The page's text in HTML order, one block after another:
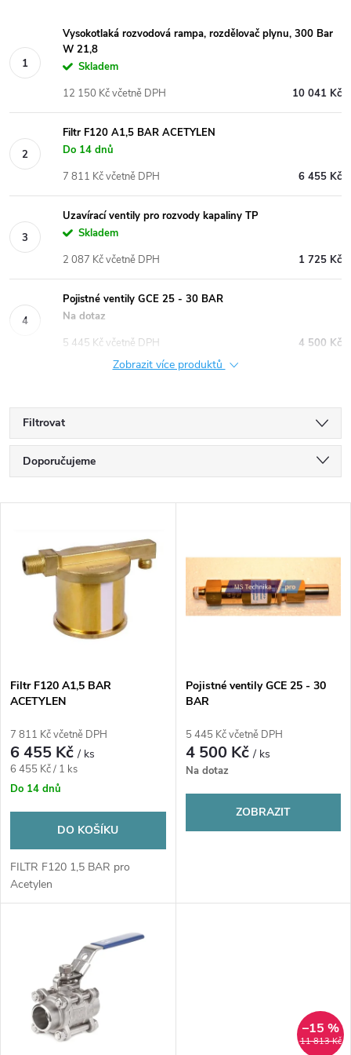
Vysokotlaká rozvodová rampa, rozdělovač plynu, 300 Bar
W 21,8
Skladem
10 041 Kč
12 150 Kč včetně DPH
Filtr F120 A1,5 BAR ACETYLEN
Do 14 dnů
6 455 Kč
7 811 Kč včetně DPH
Uzavírací ventily pro rozvody kapaliny TP
Skladem
1 725 Kč
2 087 Kč včetně DPH
Pojistné ventily GCE 25 - 30 BAR
Na dotaz
4 500 Kč
5 445 Kč včetně DPH
Zobrazit více produktů
Filtrovat
Ř
a
e
p
r
o
d
u
k
Doporučujeme
Nejprodávanější
Abecedně
ý
s
p
r
o
u
k
Filtr F120 A1,5 BAR
ACETYLEN
7 811 Kč včetně DPH
6 455 Kč/ ks
Měrná
cena:
6 455 Kč / 1 ks
Do 14 dnů
DO KOŠÍKU
FILTR F120 1,5 BAR pro
Acetylen
Pojistné ventily GCE 25 - 30
BAR
5 445 Kč včetně DPH
4 500 Kč/ ks
Na dotaz
ZOBRAZIT
11 813 Kč
–15 %